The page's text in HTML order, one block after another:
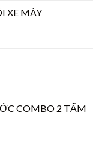
XE MÁY
COMBO 2 TẤM